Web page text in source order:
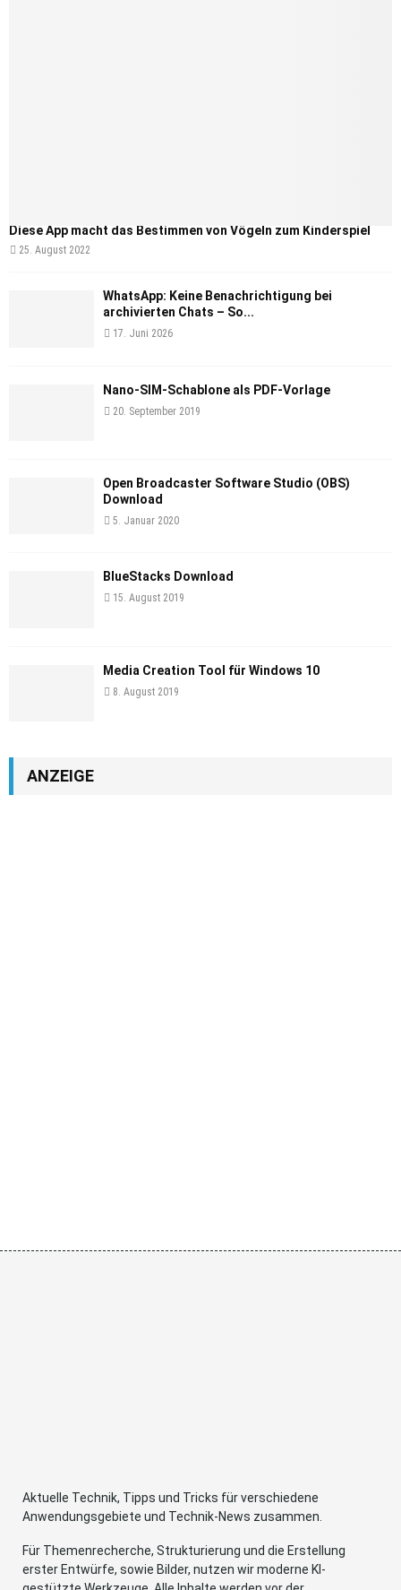
Diese App macht das Bestimmen von Vögeln zum Kinderspiel
25. August 2022
WhatsApp: Keine Benachrichtigung bei
archivierten Chats – So...
17. Juni 2026
Nano-SIM-Schablone als PDF-Vorlage
20. September 2019
Open Broadcaster Software Studio (OBS)
Download
5. Januar 2020
BlueStacks Download
15. August 2019
Media Creation Tool für Windows 10
8. August 2019
ANZEIGE
Aktuelle Technik, Tipps und Tricks für verschiedene
Anwendungsgebiete und Technik-News zusammen.
Für Themenrecherche, Strukturierung und die Erstellung
erster Entwürfe, sowie Bilder, nutzen wir moderne KI-